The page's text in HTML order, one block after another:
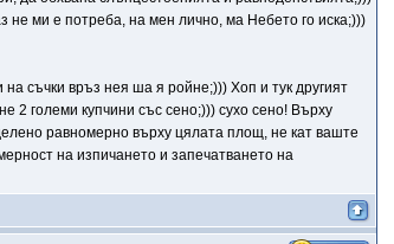
не ми е потреба, на мен лично, ма Небето го иска;)))
съчки връз нея ша я ройне;))) Хоп и тук другият
2 големи купчини със сено;))) сухо сено! Върху
равномерно върху цялата площ, не кат ваште
на изпичането и запечатването на